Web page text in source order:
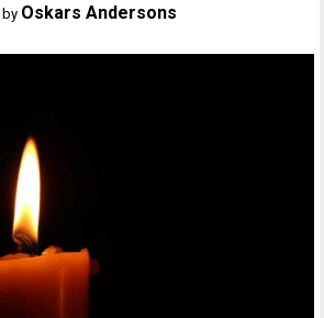
by Oskars Andersons